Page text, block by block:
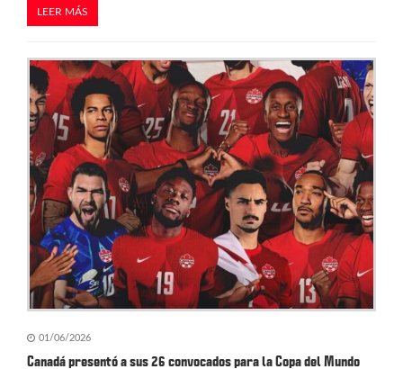
LEER MÁS
01/06/2026
Canadá presentó a sus 26 convocados para la Copa del Mundo